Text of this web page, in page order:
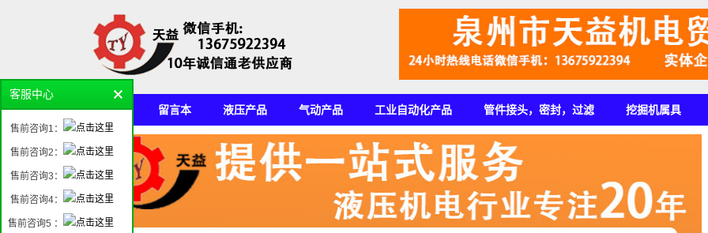
首页 留言本 液压产品 气动产品 工业自动化产品 管件接头，密封，过滤 挖掘机属具
机电产品平台
客服中心
售前咨询1：
售前咨询2：
售前咨询3：
售前咨询4：
售前咨询5 ：